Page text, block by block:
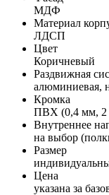
МДФ
Материал
ЛДСП
Цвет
Коричневый
Раздвижная
алюминиевая,
Кромка
ПВХ (0,4 мм,
Внутреннее
на выбор
Размер
Цена
указана за